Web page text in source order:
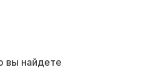
вы найдете